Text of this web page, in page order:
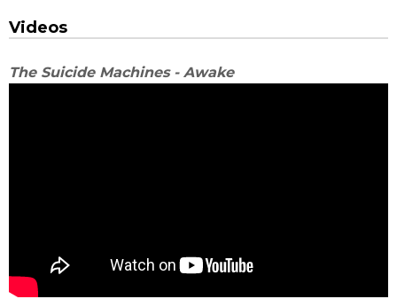
Videos
The Suicide Machines - Awake